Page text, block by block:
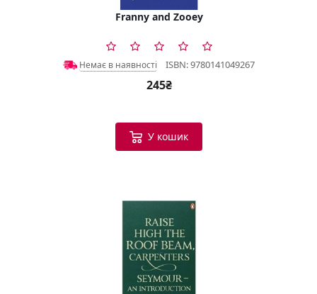
Franny and Zooey
Немає в наявності ISBN: 9780141049267
245₴
У кошик